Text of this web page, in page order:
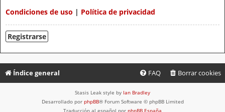
Condiciones de uso | Política de privacidad
Registrarse
Índice general Borrar cookies
FAQ
Stasis Leak style by Ian Bradley
Desarrollado por phpBB® Forum Software © phpBB Limited
Traducción al español por phpBB España